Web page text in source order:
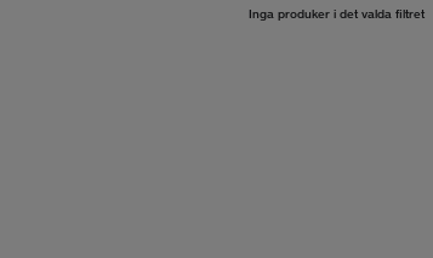
Inga produker i det valda filtret